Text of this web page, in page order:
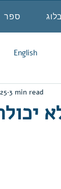
בלוג ספר
English
3 min read